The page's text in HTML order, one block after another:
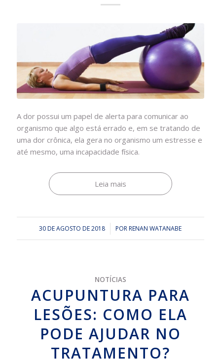
A dor possui um papel de alerta para comunicar ao
organismo que algo está errado e, em se tratando de
uma dor crônica, ela gera no organismo um estresse e
até mesmo, uma incapacidade física.
Leia mais
30 DE AGOSTO DE 2018
/ PORRENAN WATANABE
NOTÍCIAS
ACUPUNTURA PARA
LESÕES: COMO ELA
PODE AJUDAR NO
TRATAMENTO?